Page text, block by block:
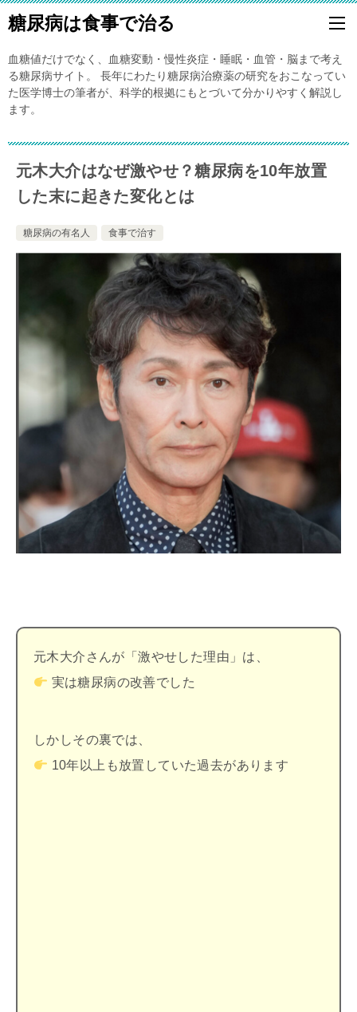
糖尿病は食事で治る
血糖値だけでなく、血糖変動・慢性炎症・睡眠・血管・脳まで考え
る糖尿病サイト。 長年にわたり糖尿病治療薬の研究をおこなってい
た医学博士の筆者が、科学的根拠にもとづいて分かりやすく解説し
ます。
元木大介はなぜ激やせ？糖尿病を10年放置
した末に起きた変化とは
糖尿病の有名人 食事で治す
元木大介さんが「激やせした理由」は、
実は糖尿病の改善でした
しかしその裏では、
10年以上も放置していた過去があります